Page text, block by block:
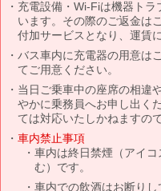
充電設備・Wi-Fiは機器ト
います。その際のご返金は
付加サービスとなり、運賃
バス車内に充電器の用意は
てご用意ください。
当日ご乗車中の座席の相違
やかに乗務員へお申し出く
ては対応いたしかねますの
車内禁止事項
車内は終日禁煙（アイ
む）です。
車内での飲酒はお断り